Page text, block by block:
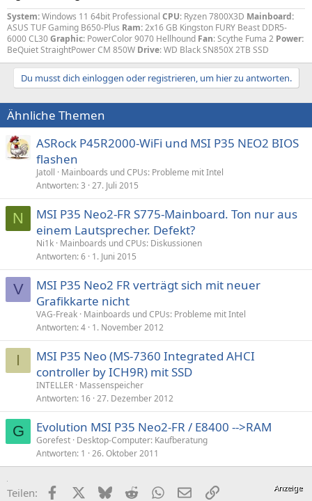
System:Windows 11 64bit Professional CPU: Ryzen 7800X3D Mainboard:
ASUS TUF Gaming B650-Plus Ram:2x16 GB Kingston FURY Beast DDR5-
6000 CL30Graphic: PowerColor 9070 Hellhound Fan: Scythe Fuma 2 Power:
BeQuiet StraightPower CM 850W Drive: WD Black SN850X 2TB SSD
Du musst dich einloggen oder registrieren, um hier zu antworten.
Ähnliche Themen
ASRock P45R2000-WiFi und MSI P35 NEO2 BIOS
flashen
Jatoll
Mainboards und CPUs: Probleme mit Intel
Antworten 3 27. Juli 2015
N
MSI P35 Neo2-FR S775-Mainboard. Ton nur aus
einem Lautsprecher. Defekt?
Ni1k Mainboards und CPUs: Diskussionen
Antworten 6 1. Juni 2015
V
MSI P35 Neo2 FR verträgt sich mit neuer
Grafikkarte nicht
VAG-Freak Mainboards und CPUs: Probleme mit Intel
Antworten 4 1. November 2012
I
MSI P35 Neo (MS-7360 Integrated AHCI
controller by ICH9R) mit SSD
INTELLER Massenspeicher
Antworten 16 27. Dezember 2012
G Evolution MSI P35 Neo2-FR / E8400 -->RAM
Gorefest Desktop-Computer: Kaufberatung
Antworten 1 26. Oktober 2011
Teilen: FacebookX (Twitter)
BlueskyRedditWhatsApp
E-MailLink